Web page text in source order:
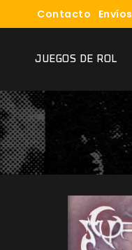
Contacto Envíos
JUEGOS DE ROL